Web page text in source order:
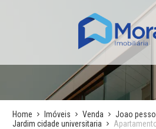
Home Imóveis Venda
Joao
Jardim cidade universitaria